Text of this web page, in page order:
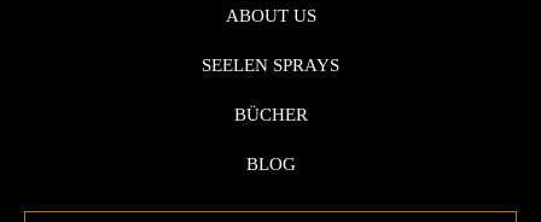
ABOUT US
SEELEN SPRAYS
BÜCHER
BLOG